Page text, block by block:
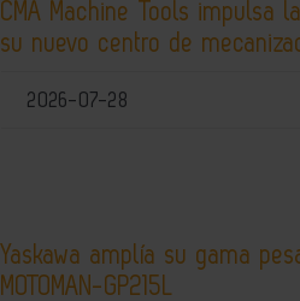
CMA Machine Tools impulsa
su nuevo centro de
2026-07-28
Yaskawa amplía su gama
MOTOMAN-GP215L